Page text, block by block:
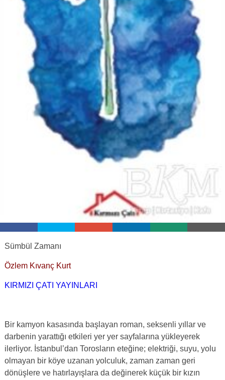
Sümbül Zamanı
Özlem Kıvanç Kurt
KIRMIZI ÇATI YAYINLARI
Bir kamyon kasasında başlayan roman, seksenli yıllar ve
darbenin yarattığı etkileri yer yer sayfalarına yükleyerek
ilerliyor. İstanbul’dan Torosların eteğine; elektriği, suyu, yolu
olmayan bir köye uzanan yolculuk, zaman zaman geri
dönüşlere ve hatırlayışlara da değinerek küçük bir kızın